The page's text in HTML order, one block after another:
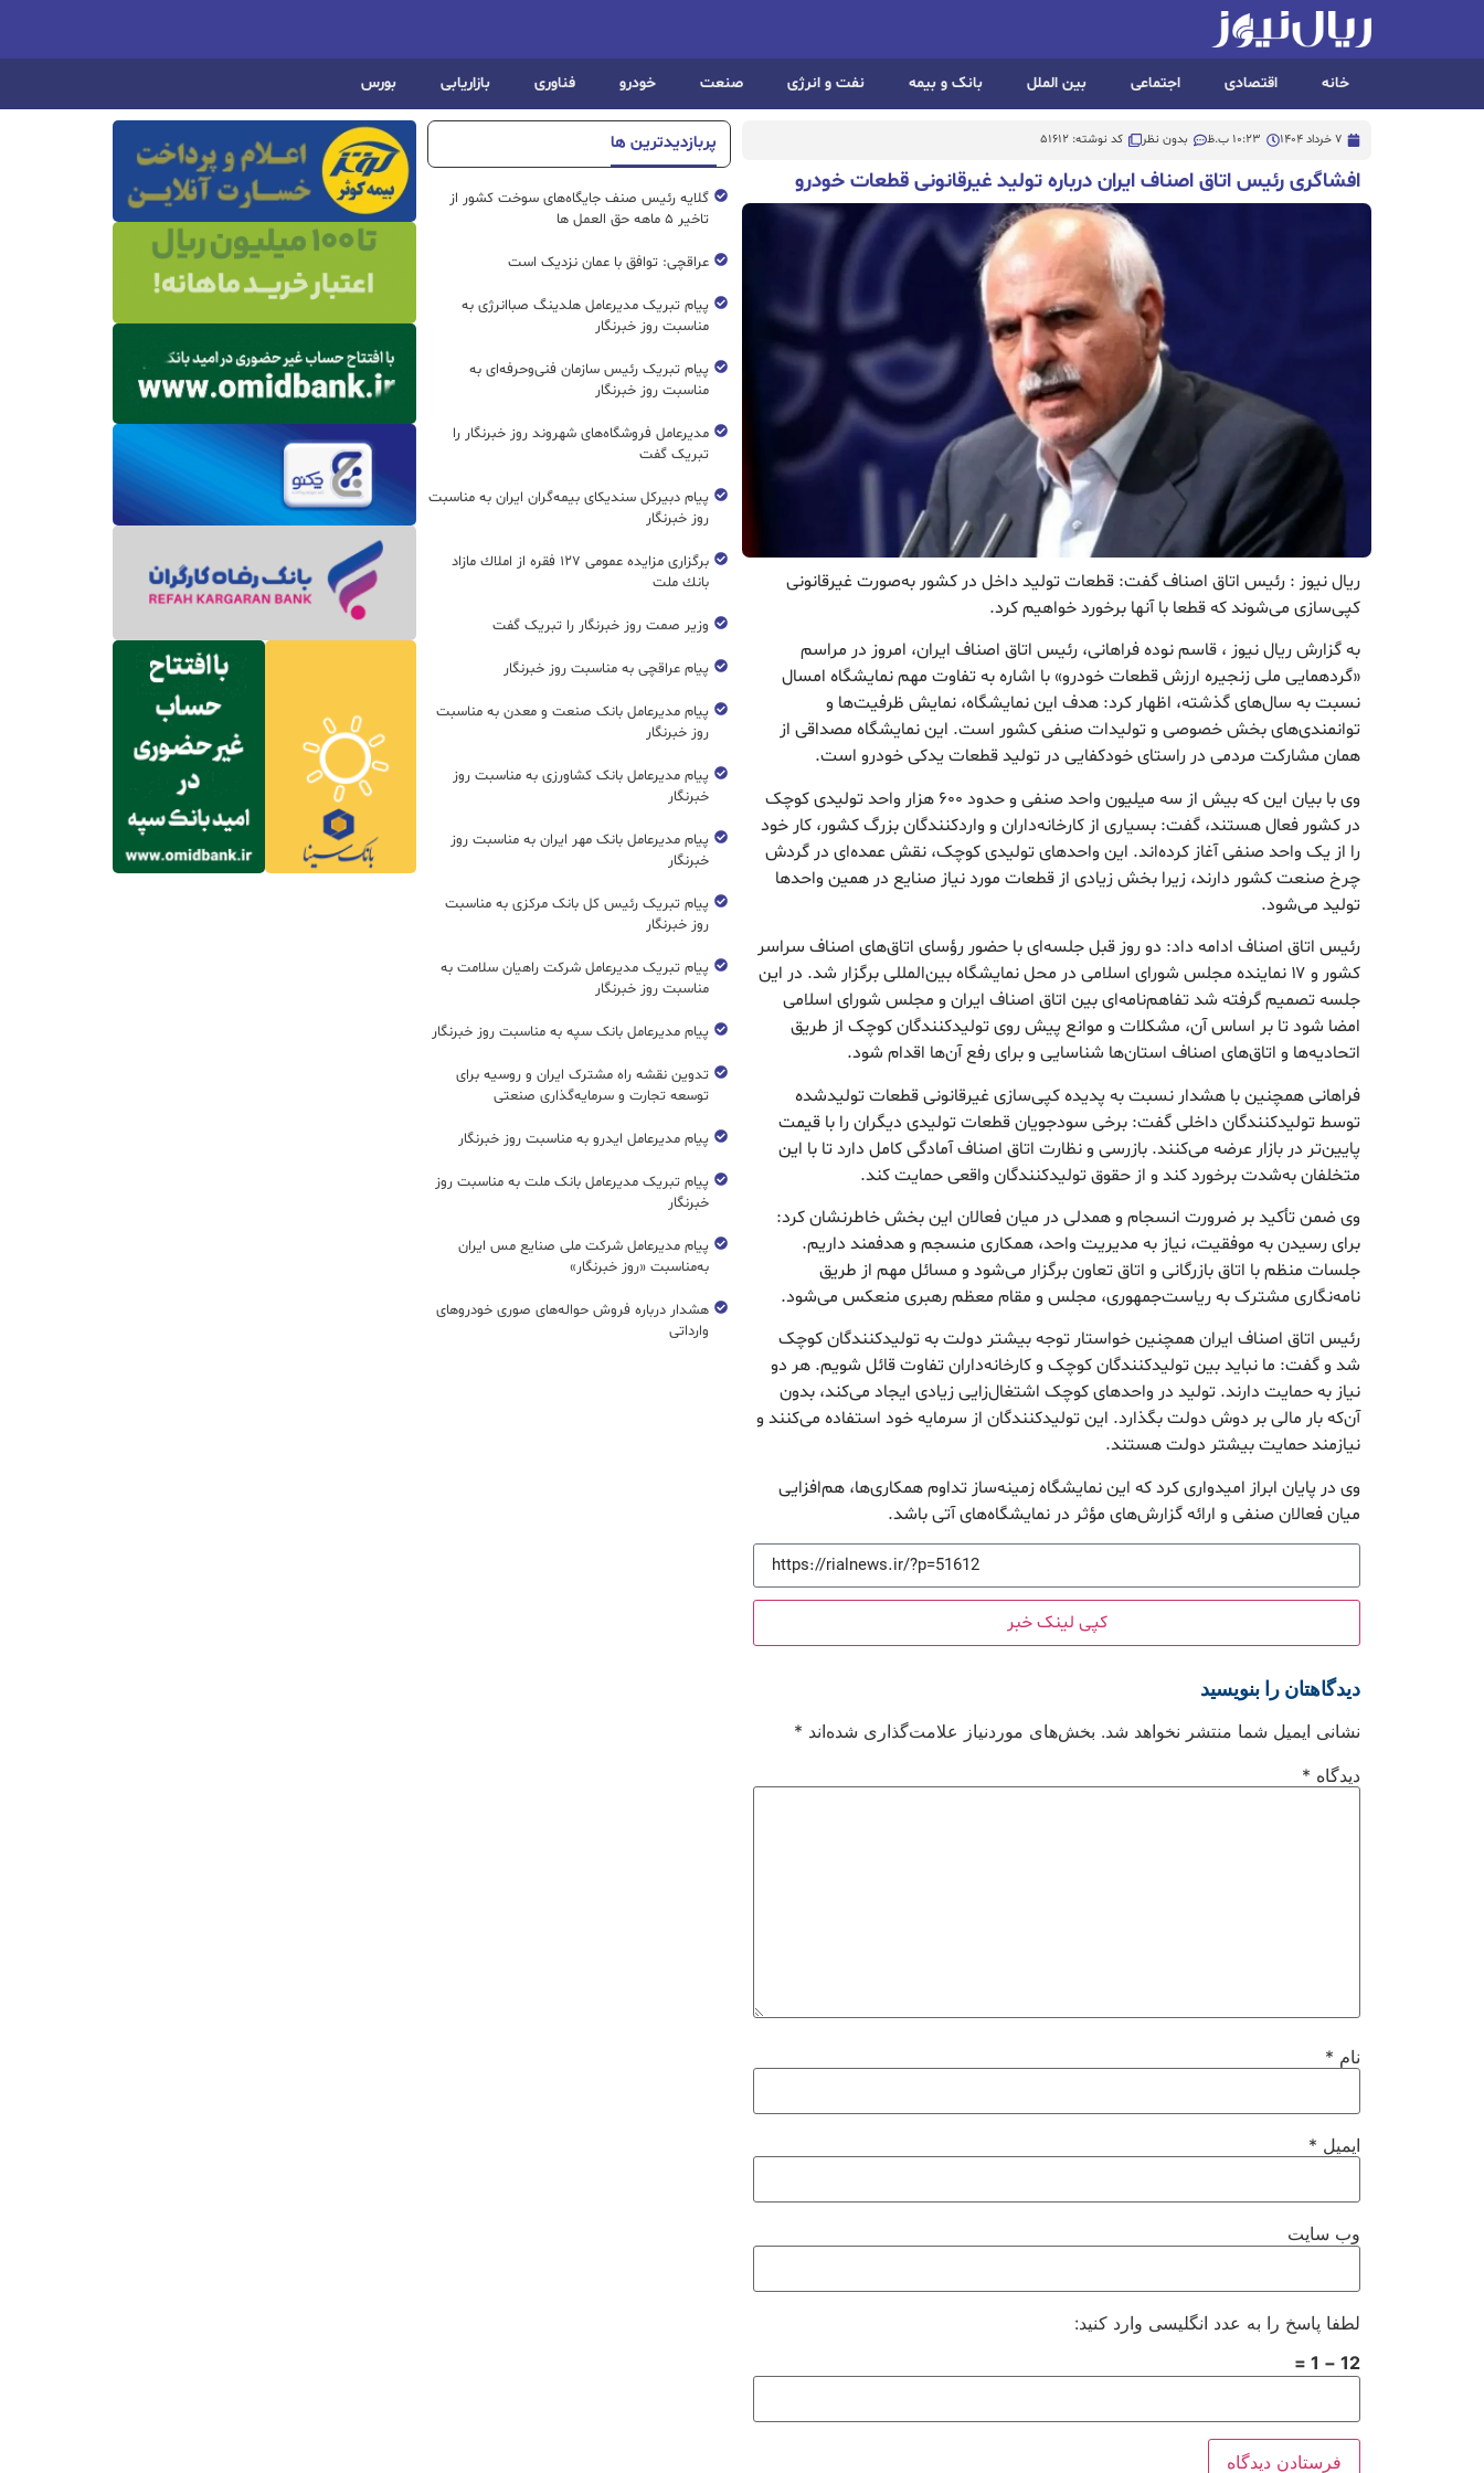
خانه اقتصادی اجتماعی بین الملل بانک و بیمه نفت و انرژی صنعت خودرو فناوری بازاریابی بورس
7 خرداد 1404 10:23 ب.ظ بدون نظر کد نوشته: 51612
افشاگری رئیس اتاق اصناف ایران درباره تولید غیرقانونی قطعات خودرو
ریال نیوز : رئیس اتاق اصناف گفت: قطعات تولید داخل در کشور به‌صورت غیرقانونی
کپی‌سازی می‌شوند که قطعا با آنها برخورد خواهیم کرد.
به گزارش ریال نیوز ، قاسم نوده فراهانی، رئیس اتاق اصناف ایران، امروز در مراسم
«گردهمایی ملی زنجیره ارزش قطعات خودرو» با اشاره به تفاوت مهم نمایشگاه امسال
نسبت به سال‌های گذشته، اظهار کرد: هدف این نمایشگاه، نمایش ظرفیت‌ها و
توانمندی‌های بخش خصوصی و تولیدات صنفی کشور است. این نمایشگاه مصداقی از
همان مشارکت مردمی در راستای خودکفایی در تولید قطعات یدکی خودرو است.
وی با بیان این که بیش از سه میلیون واحد صنفی و حدود ۶۰۰ هزار واحد تولیدی کوچک
در کشور فعال هستند، گفت: بسیاری از کارخانه‌داران و واردکنندگان بزرگ کشور، کار خود
را از یک واحد صنفی آغاز کرده‌اند. این واحدهای تولیدی کوچک، نقش عمده‌ای در گردش
چرخ صنعت کشور دارند، زیرا بخش زیادی از قطعات مورد نیاز صنایع در همین واحدها
تولید می‌شود.
رئیس اتاق اصناف ادامه داد: دو روز قبل جلسه‌ای با حضور رؤسای اتاق‌های اصناف سراسر
کشور و ۱۷ نماینده مجلس شورای اسلامی در محل نمایشگاه بین‌المللی برگزار شد. در این
جلسه تصمیم گرفته شد تفاهم‌نامه‌ای بین اتاق اصناف ایران و مجلس شورای اسلامی
امضا شود تا بر اساس آن، مشکلات و موانع پیش روی تولیدکنندگان کوچک از طریق
اتحادیه‌ها و اتاق‌های اصناف استان‌ها شناسایی و برای رفع آن‌ها اقدام شود.
فراهانی همچنین با هشدار نسبت به پدیده کپی‌سازی غیرقانونی قطعات تولیدشده
توسط تولیدکنندگان داخلی گفت: برخی سودجویان قطعات تولیدی دیگران را با قیمت
پایین‌تر در بازار عرضه می‌کنند. بازرسی و نظارت اتاق اصناف آمادگی کامل دارد تا با این
متخلفان به‌شدت برخورد کند و از حقوق تولیدکنندگان واقعی حمایت کند.
وی ضمن تأکید بر ضرورت انسجام و همدلی در میان فعالان این بخش خاطرنشان کرد:
برای رسیدن به موفقیت، نیاز به مدیریت واحد، همکاری منسجم و هدفمند داریم.
جلسات منظم با اتاق بازرگانی و اتاق تعاون برگزار می‌شود و مسائل مهم از طریق
نامه‌نگاری مشترک به ریاست‌جمهوری، مجلس و مقام معظم رهبری منعکس می‌شود.
رئیس اتاق اصناف ایران همچنین خواستار توجه بیشتر دولت به تولیدکنندگان کوچک
شد و گفت: ما نباید بین تولیدکنندگان کوچک و کارخانه‌داران تفاوت قائل شویم. هر دو
نیاز به حمایت دارند. تولید در واحدهای کوچک اشتغال‌زایی زیادی ایجاد می‌کند، بدون
آن‌که بار مالی بر دوش دولت بگذارد. این تولیدکنندگان از سرمایه خود استفاده می‌کنند و
نیازمند حمایت بیشتر دولت هستند.
وی در پایان ابراز امیدواری کرد که این نمایشگاه زمینه‌ساز تداوم همکاری‌ها، هم‌افزایی
میان فعالان صنفی و ارائه گزارش‌های مؤثر در نمایشگاه‌های آتی باشد.
کپی لینک خبر
دیدگاهتان را بنویسید
نشانی ایمیل شما منتشر نخواهد شد. بخش‌های موردنیاز علامت‌گذاری شده‌اند *
دیدگاه *
نام *
ایمیل *
وب‌ سایت
لطفا پاسخ را به عدد انگلیسی وارد کنید:
12 − 1 =
پربازدیدترین ها
گلایه رئیس صنف جایگاه‌های سوخت کشور از
تاخیر ۵ ماهه حق العمل ها
عراقچی: توافق با عمان نزدیک است
پیام تبریک مدیرعامل هلدینگ صباانرژی به
مناسبت روز خبرنگار
پیام تبریک رئیس سازمان فنی‌و‌حرفه‌ای به
مناسبت روز خبرنگار
مدیرعامل فروشگاه‌های شهروند روز خبرنگار را
تبریک گفت
پیام دبیرکل سندیکای بیمه‌گران ایران به مناسبت
روز خبرنگار
برگزاری مزایده عمومی ۱۲۷ فقره از املاك مازاد
بانك ملت
وزیر صمت روز خبرنگار را تبریک گفت
پیام عراقچی به مناسبت روز خبرنگار
پیام مدیرعامل بانک صنعت و معدن به مناسبت
روز خبرنگار
پیام مدیرعامل بانک کشاورزی به مناسبت روز
خبرنگار
پیام مدیرعامل بانک مهر ایران به مناسبت روز
خبرنگار
پیام تبریک رئیس کل بانک مرکزی به مناسبت
روز خبرنگار
پیام تبریک مدیرعامل شرکت راهیان سلامت به
مناسبت روز خبرنگار
پیام مدیرعامل بانک سپه به مناسبت روز خبرنگار
تدوین نقشه راه مشترک ایران و روسیه برای
توسعه تجارت و سرمایه‌گذاری صنعتی
پیام مدیرعامل ایدرو به مناسبت روز خبرنگار
پیام تبریک مدیرعامل بانک ملت به مناسبت روز
خبرنگار
پیام مدیرعامل شرکت ملی صنایع مس ایران
به‌مناسبت «روز خبرنگار»
هشدار درباره فروش حواله‌های صوری خودروهای
وارداتی